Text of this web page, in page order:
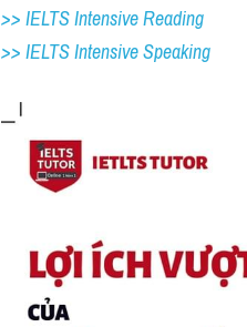
>> IELTS Intensive Reading
>> IELTS Intensive Speaking